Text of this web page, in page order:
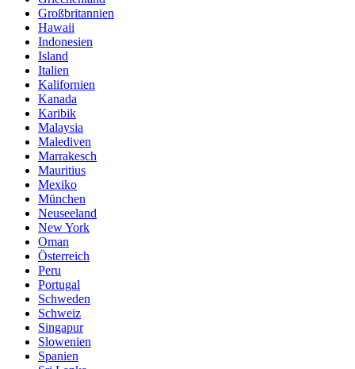
Großbritannien
Hawaii
Indonesien
Island
Italien
Kalifornien
Kanada
Karibik
Malaysia
Malediven
Marrakesch
Mauritius
Mexiko
München
Neuseeland
New York
Oman
Österreich
Peru
Portugal
Schweden
Schweiz
Singapur
Slowenien
Spanien